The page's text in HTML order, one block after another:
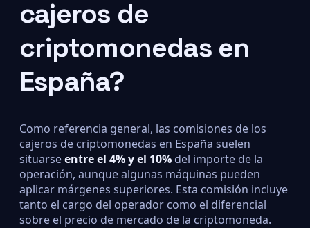
cajeros de
criptomonedas en
España?
Como referencia general, las comisiones de los
cajeros de criptomonedas en España suelen
situarseentre el 4% y el 10% del importe de la
operación, aunque algunas máquinas pueden
aplicar márgenes superiores. Esta comisión incluye
tanto el cargo del operador como el diferencial
sobre el precio de mercado de la criptomoneda.